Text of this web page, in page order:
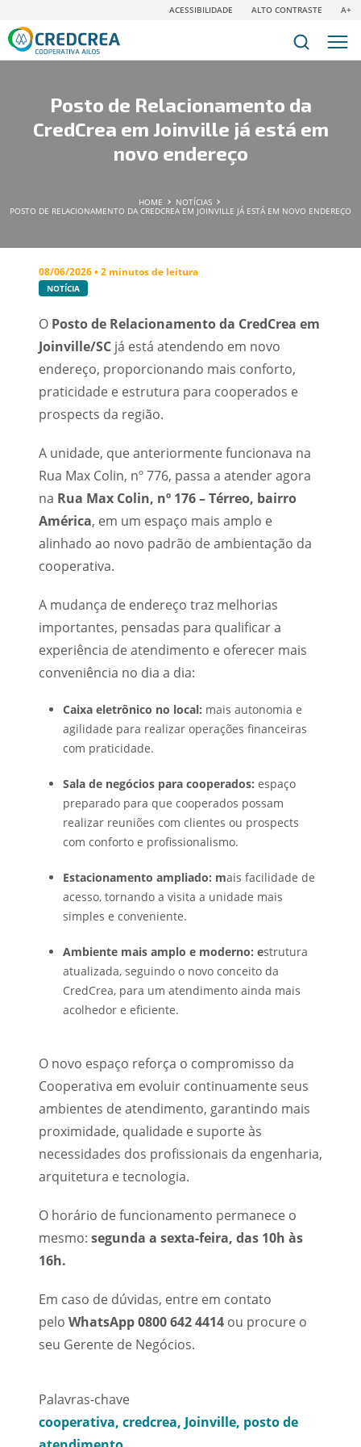
ACESSIBILIDADE ALTO CONTRASTE A+
Posto de Relacionamento da
CredCrea em Joinville já está em
novo endereço
HOME
NOTÍCIAS
POSTO DE RELACIONAMENTO DA CREDCREA EM JOINVILLE JÁ ESTÁ EM NOVO ENDEREÇO
08/06/2026 • 2 minutos de leitura
NOTÍCIA
O Posto de Relacionamento da CredCrea em
Joinville/SCjá está atendendo em novo
endereço, proporcionando mais conforto,
praticidade e estrutura para cooperados e
prospects da região.
A unidade, que anteriormente funcionava na
Rua Max Colin, nº 776, passa a atender agora
na Rua Max Colin, nº 176 – Térreo, bairro
América, em um espaço mais amplo e
alinhado ao novo padrão de ambientação da
cooperativa.
A mudança de endereço traz melhorias
importantes, pensadas para qualificar a
experiência de atendimento e oferecer mais
conveniência no dia a dia:
Caixa eletrônico no local: mais autonomia e
agilidade para realizar operações financeiras
com praticidade.
Sala de negócios para cooperados: espaço
preparado para que cooperados possam
realizar reuniões com clientes ou prospects
com conforto e profissionalismo.
Estacionamento ampliado: mais facilidade de
acesso, tornando a visita a unidade mais
simples e conveniente.
Ambiente mais amplo e moderno: estrutura
atualizada, seguindo o novo conceito da
CredCrea, para um atendimento ainda mais
acolhedor e eficiente.
O novo espaço reforça o compromisso da
Cooperativa em evoluir continuamente seus
ambientes de atendimento, garantindo mais
proximidade, qualidade e suporte às
necessidades dos profissionais da engenharia,
arquitetura e tecnologia.
O horário de funcionamento permanece o
mesmo: segunda a sexta-feira, das 10h às
16h.
Em caso de dúvidas, entre em contato
pelo WhatsApp0800 642 4414ou procure o
seu Gerente de Negócios.
Palavras-chave
cooperativa credcrea Joinville posto de